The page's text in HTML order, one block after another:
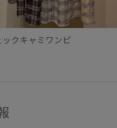
ックキャミワンピ